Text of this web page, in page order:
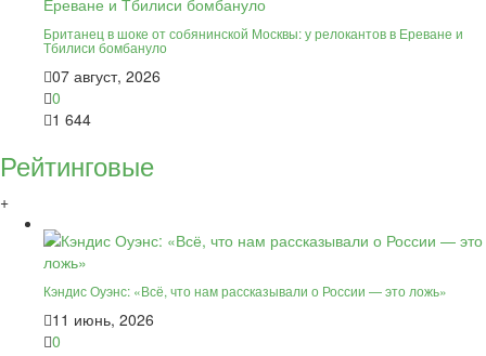
Британец в шоке от собянинской Москвы: у релокантов в Ереване и
Тбилиси бомбануло
07 август, 2026
0
1 644
Рейтинговые
+
Кэндис Оуэнс: «Всё, что нам рассказывали о России — это ложь»
11 июнь, 2026
0